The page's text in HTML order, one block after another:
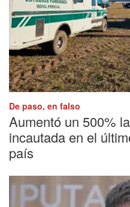
De paso, en falso
Aumentó un 500%
incautada en el
país